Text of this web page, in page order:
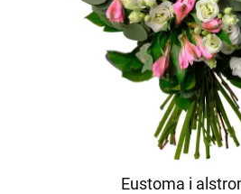
Eustoma i